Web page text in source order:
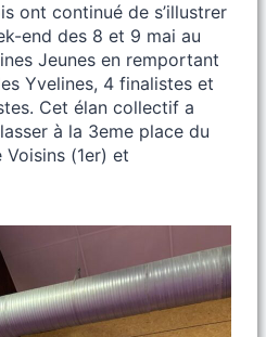
ont continué de s’illustrer
end des 8 et 9 mai au
Jeunes en remportant
Yvelines, 4 finalistes et
Cet élan collectif a
à la 3eme place du
(1er) et